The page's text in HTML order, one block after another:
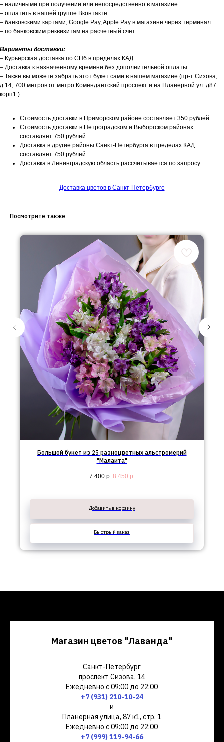
– наличными при получении или непосредственно в магазине
– оплатить в нашей группе Вконтакте
– банковскими картами, Google Pay, Apple Pay в магазине через терминал
– по банковским реквизитам на расчетный счет
Варианты доставки:
– Курьерская доставка по СПб в пределах КАД.
– Доставка к назначенному времени без дополнительной оплаты.
– Также вы можете забрать этот букет сами в нашем магазине (пр-т Сизова,
д.14, 700 метров от метро Комендантский проспект и на Планерной ул. д87
корп1.)
Стоимость доставки в Приморском районе составляет 350 рублей
Стоимость доставки в Петроградском и Выборгском районах
составляет 750 рублей
Доставка в другие районы Санкт-Петербурга в пределах КАД
составляет 750 рублей
Доставка в Ленинградскую область рассчитывается по запросу.
Доставка цветов в Санкт-Петербурге
Посмотрите также
Большой букет из 25 разноцветных альстромерий
"Малаита"
7 400 р. 8 450 р.
Добавить в корзину
Быстрый заказ
Магазин цветов "Лаванда"
Санкт-Петербург
проспект Сизова, 14
Ежедневно с 09:00 до 22:00
+7 (931) 210-10-24
и
Планерная улица, 87 к1, стр. 1
Ежедневно с 09:00 до 22:00
+7 (999) 119-94-66